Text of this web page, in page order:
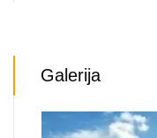
Galerija